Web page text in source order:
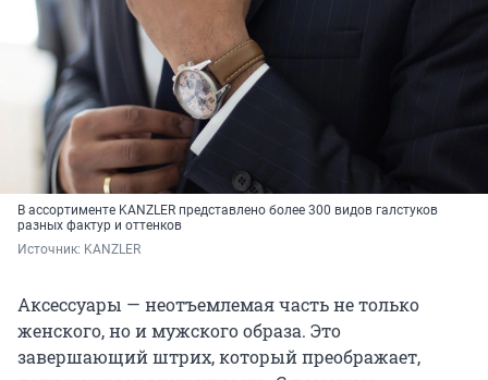
В ассортименте KANZLER представлено более 300 видов галстуков
разных фактур и оттенков
Источник: KANZLER
Аксессуары — неотъемлемая часть не только
женского, но и мужского образа. Это
завершающий штрих, который преображает,